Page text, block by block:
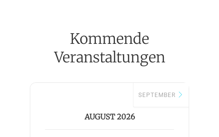
Kommende
Veranstaltungen
AUGUST 2026
SEPTEMBER